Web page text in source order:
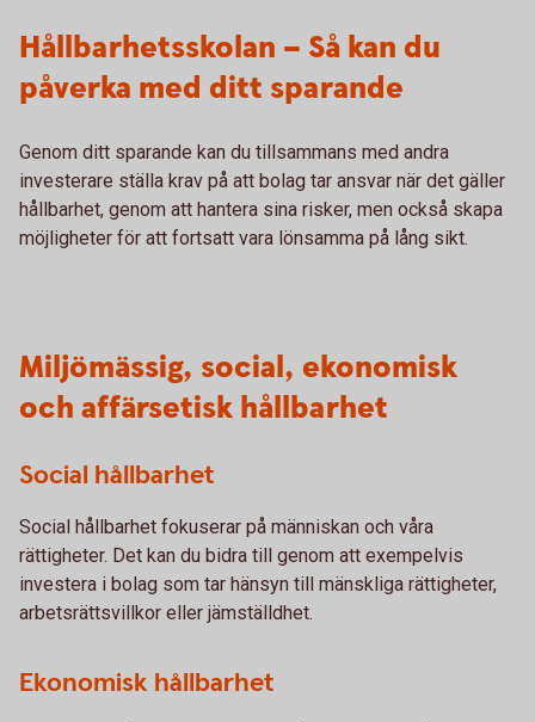
Hållbarhetsskolan – Så kan du
påverka med ditt sparande
Genom ditt sparande kan du tillsammans med andra
investerare ställa krav på att bolag tar ansvar när det gäller
hållbarhet, genom att hantera sina risker, men också skapa
möjligheter för att fortsatt vara lönsamma på lång sikt.
Miljömässig, social, ekonomisk
och affärsetisk hållbarhet
Social hållbarhet
Social hållbarhet fokuserar på människan och våra
rättigheter. Det kan du bidra till genom att exempelvis
investera i bolag som tar hänsyn till mänskliga rättigheter,
arbetsrättsvillkor eller jämställdhet.
Ekonomisk hållbarhet